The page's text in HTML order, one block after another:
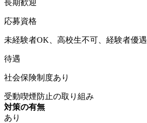
長期歓迎
応募資格
未経験者OK、高校生不可、経験者優遇
待遇
社会保険制度あり
受動喫煙防止の取り組み
対策の有無
あり